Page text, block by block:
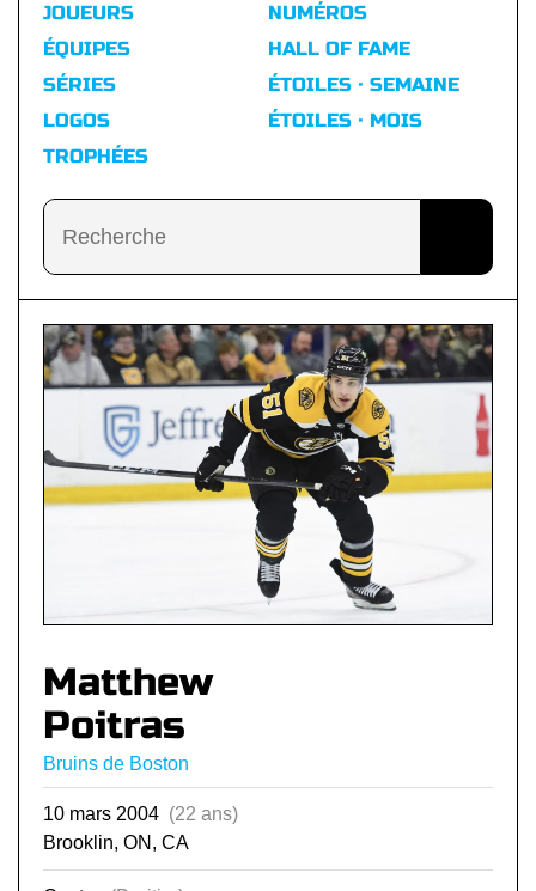
JOUEURS
ÉQUIPES
SÉRIES
LOGOS
TROPHÉES
NUMÉROS
HALL OF FAME
ÉTOILES · SEMAINE
ÉTOILES · MOIS
Matthew
Poitras
Bruins de Boston
10 mars 2004 (22 ans)
Brooklin, ON, CA